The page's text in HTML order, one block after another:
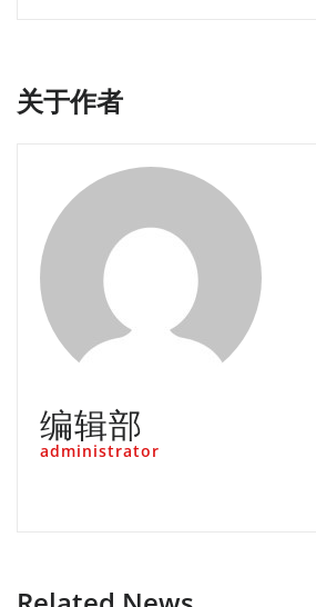
关于作者
编辑部
administrator